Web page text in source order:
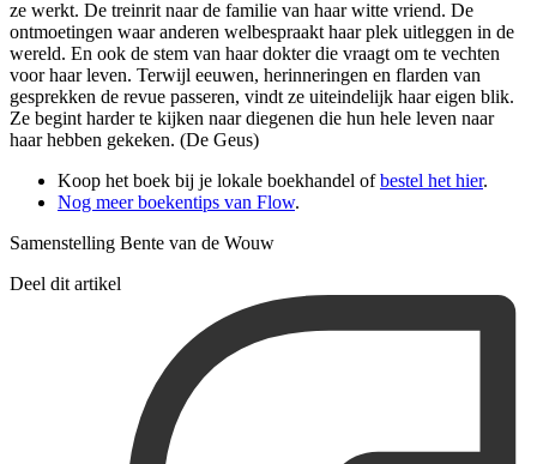
ze werkt. De treinrit naar de familie van haar witte vriend. De
ontmoetingen waar anderen welbespraakt haar plek uitleggen in de
wereld. En ook de stem van haar dokter die vraagt om te vechten
voor haar leven. Terwijl eeuwen, herinneringen en flarden van
gesprekken de revue passeren, vindt ze uiteindelijk haar eigen blik.
Ze begint harder te kijken naar diegenen die hun hele leven naar
haar hebben gekeken. (De Geus)
Koop het boek bij je lokale boekhandel ofbestel het hier.
Nog meer boekentips van Flow.
Samenstelling Bente van de Wouw
Deel dit artikel